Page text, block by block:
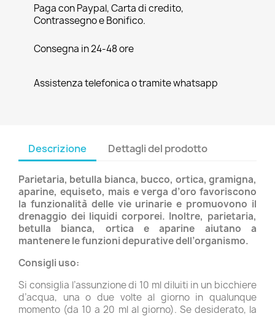
Paga con Paypal, Carta di credito,
Contrassegno e Bonifico.
Consegna in 24-48 ore
Assistenza telefonica o tramite whatsapp
Descrizione Dettagli del prodotto
Parietaria, betulla bianca, bucco, ortica, gramigna,
aparine, equiseto, mais e verga d’oro favoriscono
la funzionalità delle vie urinarie e promuovono il
drenaggio dei liquidi corporei. Inoltre, parietaria,
betulla bianca, ortica e aparine aiutano a
mantenere le funzioni depurative dell’organismo.
Consigli uso:
Si consiglia l’assunzione di 10 ml diluiti in un bicchiere
d’acqua, una o due volte al giorno in qualunque
momento (da 10 a 20 ml al giorno). Se desiderato, la